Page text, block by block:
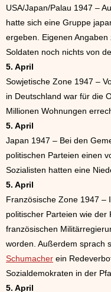
USA/Japan/Palau 1947 –
hatte sich eine Gruppe
ergeben. Eigenen
Soldaten noch nichts von
5. April
Sowjetische Zone 1947 –
in Deutschland war für die
Millionen Wohnungen
5. April
Japan 1947 – Bei den
politischen Parteien einen
Sozialisten hatten eine
5. April
Französische Zone 1947 –
politischer Parteien wie der
französischen
worden. Außerdem sprach
Schumacher ein
Sozialdemokraten in der
5. April